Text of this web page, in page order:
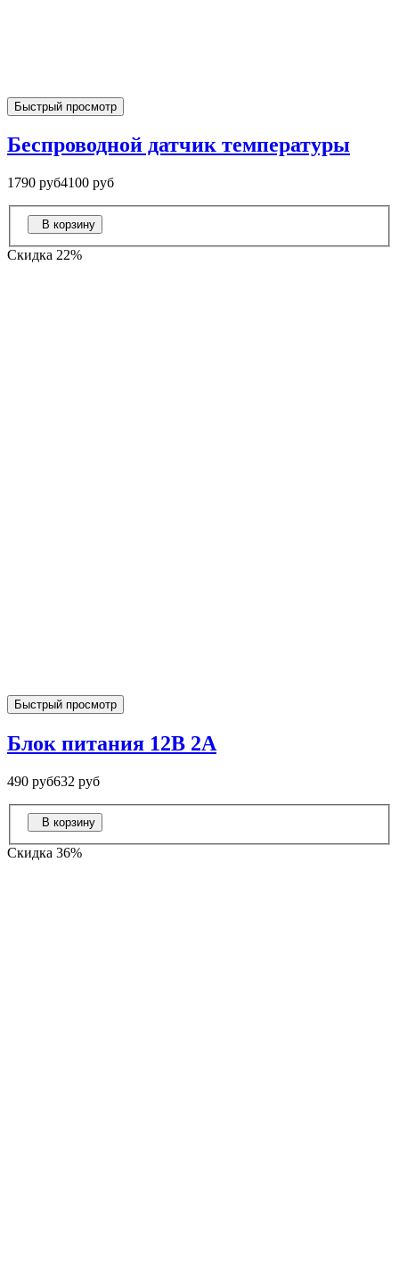
Быстрый просмотр
Беспроводной датчик температуры
1790 руб4100 руб
В корзину
Скидка 22%
Быстрый просмотр
Блок питания 12В 2А
490 руб632 руб
В корзину
Скидка 36%